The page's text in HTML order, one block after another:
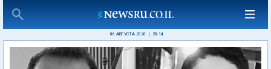
06 АВГУСТА 2026 20:14